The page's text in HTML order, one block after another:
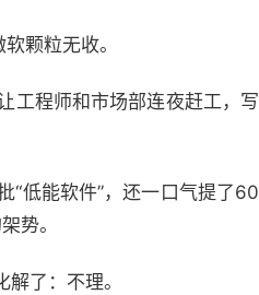
颗粒无收。
工程师和市场部连夜赶工，写
“低能软件”，还一口气提了60
势。
了：不理。